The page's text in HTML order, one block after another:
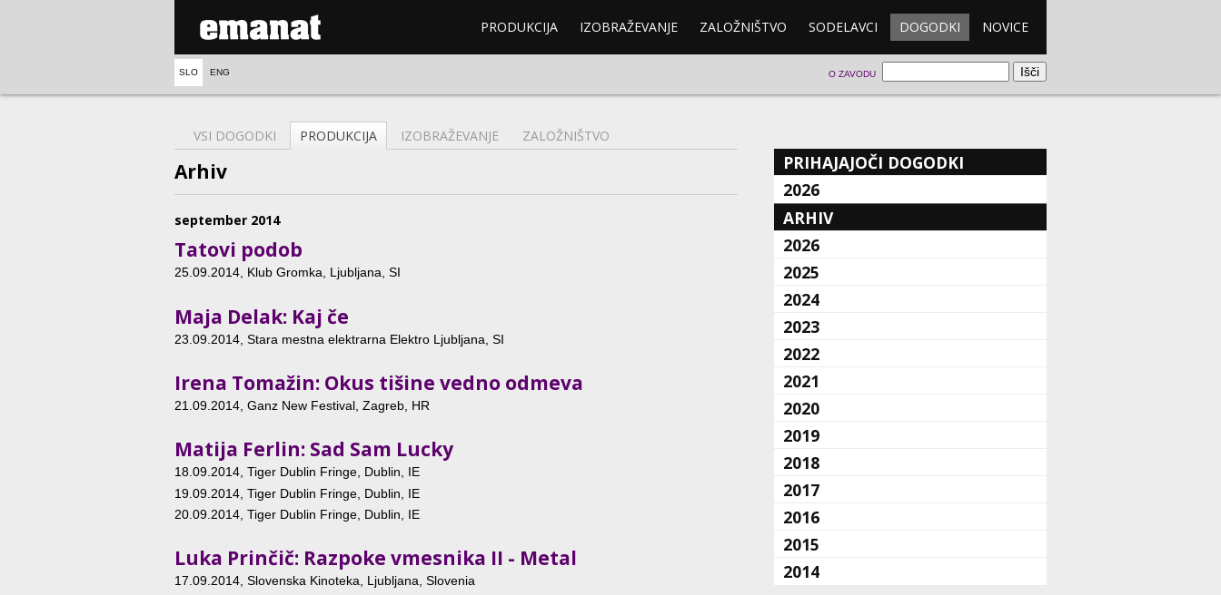
PRODUKCIJA IZOBRAŽEVANJE ZALOŽNIŠTVO SODELAVCI DOGODKI NOVICE
SLO ENG O ZAVODU
VSI DOGODKI PRODUKCIJA IZOBRAŽEVANJE ZALOŽNIŠTVO
Arhiv
september 2014
Tatovi podob
25.09.2014, Klub Gromka, Ljubljana, SI
Maja Delak: Kaj če
23.09.2014 , Stara mestna elektrarna Elektro Ljubljana, SI
Irena Tomažin: Okus tišine vedno odmeva
21.09.2014 , Ganz New Festival, Zagreb, HR
Matija Ferlin: Sad Sam Lucky
18.09.2014, Tiger Dublin Fringe, Dublin, IE
19.09.2014 , Tiger Dublin Fringe, Dublin, IE
20.09.2014 , Tiger Dublin Fringe, Dublin, IE
Luka Prinčič: Razpoke vmesnika II - Metal
17.09.2014, Slovenska Kinoteka, Ljubljana, Slovenia
PRIHAJAJOČI DOGODKI
2026
ARHIV
2026
2025
2024
2023
2022
2021
2020
2019
2018
2017
2016
2015
2014